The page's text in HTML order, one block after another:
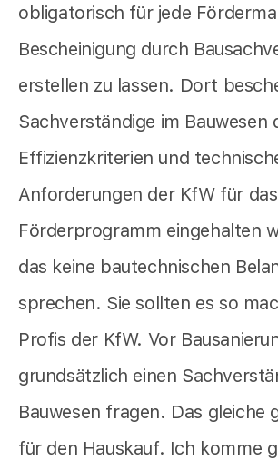
obligatorisch für jede
Bescheinigung durch
erstellen zu lassen. Dort
Sachverständige im Bauwesen
Effizienzkriterien und
Anforderungen der KfW für
Förderprogramm eingehalten
das keine bautechnischen
sprechen. Sie sollten es so
Profis der KfW. Vor
grundsätzlich einen
Bauwesen fragen. Das gleiche
für den Hauskauf. Ich komme